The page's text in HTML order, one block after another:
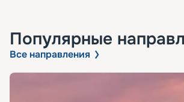
Популярные
Все направления